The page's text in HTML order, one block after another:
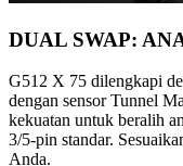
DUAL SWAP:
G512 X 75 dilengkapi
dengan sensor Tunnel
kekuatan untuk beralih
3/5-pin standar.
Anda.